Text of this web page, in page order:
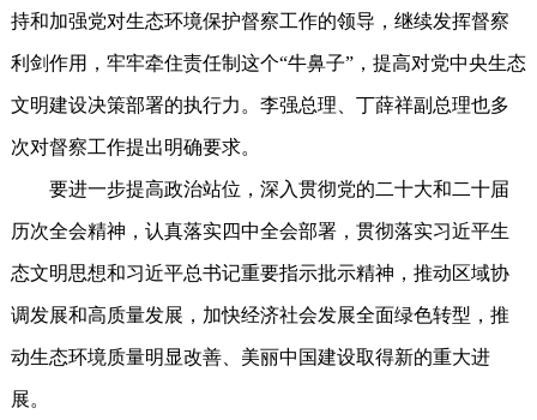
持和加强党对生态环境保护督察工作的领导，继续发挥督察
利剑作用，牢牢牵住责任制这个“牛鼻子”，提高对党中央生态
文明建设决策部署的执行力。李强总理、丁薛祥副总理也多
次对督察工作提出明确要求。
要进一步提高政治站位，深入贯彻党的二十大和二十届
历次全会精神，认真落实四中全会部署，贯彻落实习近平生
态文明思想和习近平总书记重要指示批示精神，推动区域协
调发展和高质量发展，加快经济社会发展全面绿色转型，推
动生态环境质量明显改善、美丽中国建设取得新的重大进
展。